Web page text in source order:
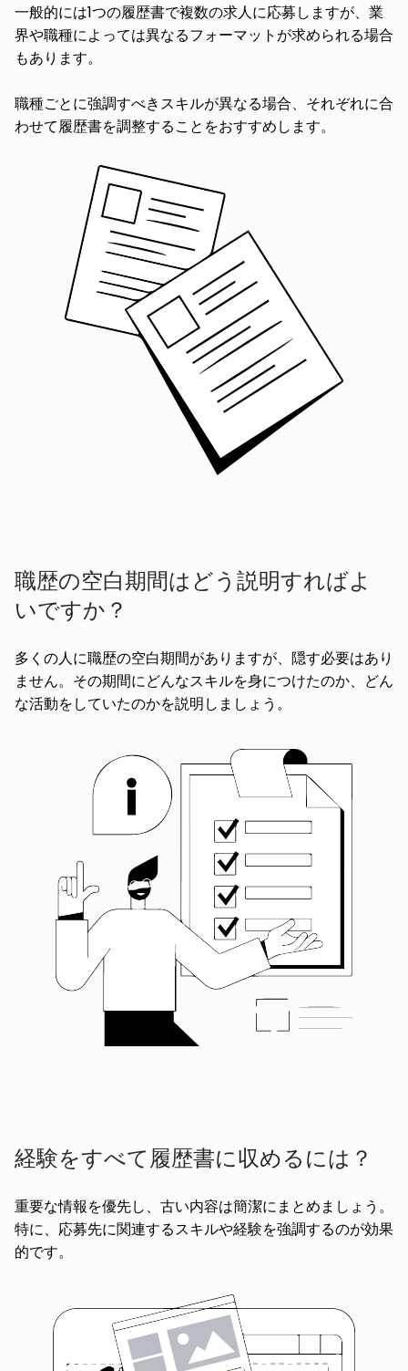
一般的には1つの履歴書で複数の求人に応募しますが、業
界や職種によっては異なるフォーマットが求められる場合
もあります。
職種ごとに強調すべきスキルが異なる場合、それぞれに合
わせて履歴書を調整することをおすすめします。
職歴の空白期間はどう説明すればよ
いですか？
多くの人に職歴の空白期間がありますが、隠す必要はあり
ません。その期間にどんなスキルを身につけたのか、どん
な活動をしていたのかを説明しましょう。
経験をすべて履歴書に収めるには？
重要な情報を優先し、古い内容は簡潔にまとめましょう。
特に、応募先に関連するスキルや経験を強調するのが効果
的です。